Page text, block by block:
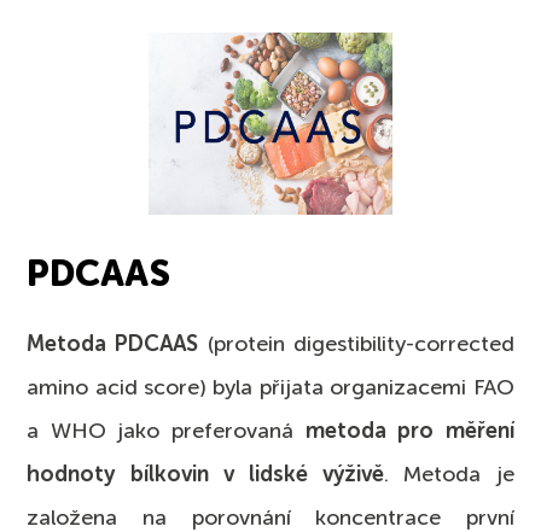
PDCAAS
Metoda PDCAAS (protein digestibility-corrected
amino acid score) byla přijata organizacemi FAO
a WHO jako preferovaná metoda pro měření
hodnoty bílkovin v lidské výživě. Metoda je
založena na porovnání koncentrace první